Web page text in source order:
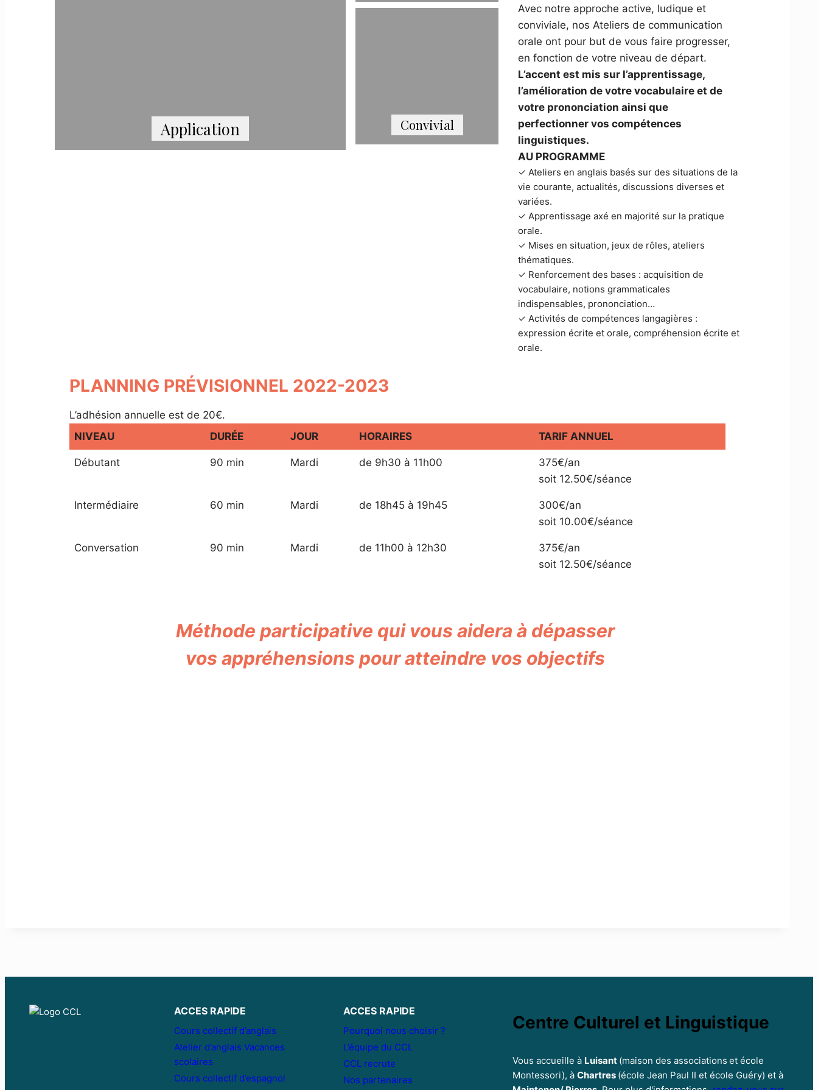
Application Convivial
Avec notre approche active, ludique et
conviviale, nos Ateliers de communication
orale ont pour but de vous faire progresser,
en fonction de votre niveau de départ​.
L’accent est mis sur l’apprentissage,
l’amélioration de votre vocabulaire et de
votre prononciation ainsi que
perfectionner vos compétences
linguistiques.
AU PROGRAMME
✓ Ateliers en anglais basés sur des situations de la
vie courante, actualités, discussions diverses et
variées.
✓ Apprentissage axé en majorité sur la pratique
orale.
✓ Mises en situation, jeux de rôles, ateliers
thématiques.
✓ Renforcement des bases : acquisition de
vocabulaire, notions grammaticales
indispensables, prononciation…
✓ Activités de compétences langagières :
expression écrite et orale, compréhension écrite et
orale.
PLANNING PRÉVISIONNEL 2022-2023
L’adhésion annuelle est de 20€.
NIVEAU
DURÉE JOUR HORAIRES TARIF ANNUEL
Débutant 90 min Mardi de 9h30 à 11h00
375€/an
soit 12.50€/séance
Intermédiaire 60 min Mardi de 18h45 à 19h45
300€/an
soit 10.00€/séance
Conversation 90 min Mardi de 11h00 à 12h30
375€/an
soit 12.50€/séance
​Méthode participative qui vous aidera à dépasser
vos appréhensions pour atteindre vos objectifs
ACCES RAPIDE
Cours collectif d’anglais
Atelier d’anglais Vacances
scolaires
Cours collectif d’espagnol
ACCES RAPIDE
Pourquoi nous choisir ?
L’équipe du CCL
CCL recrute
Nos partenaires
Centre Culturel et Linguistique
Vous accueille à Luisant (maison des associations et école
Montessori), à Chartres (école Jean Paul II et école Guéry) et à